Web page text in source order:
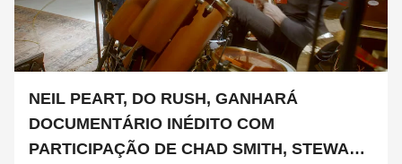
NEIL PEART, DO RUSH, GANHARÁ
DOCUMENTÁRIO INÉDITO COM
PARTICIPAÇÃO DE CHAD SMITH, STEWART